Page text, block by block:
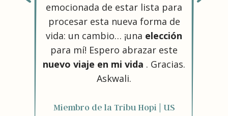
emocionada de estar lista para
procesar esta nueva forma de
vida: un cambio… ¡una elección
para mí! Espero abrazar este
nuevo viaje en mi vida . Gracias.
Askwali.
Miembro de la Tribu Hopi | US